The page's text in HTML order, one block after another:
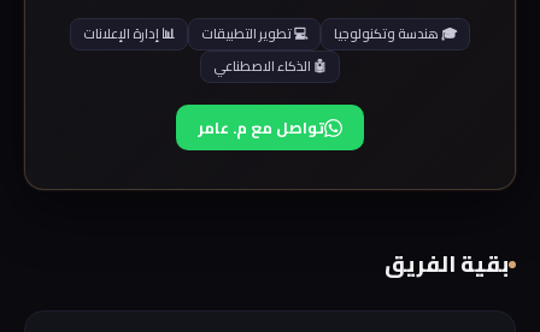
🎓 هندسة وتكنولوجيا 💻 تطوير التطبيقات
📊 إدارة الإعلانات
🤖 الذكاء الاصطناعي
تواصل مع م. عامر
بقية الفريق